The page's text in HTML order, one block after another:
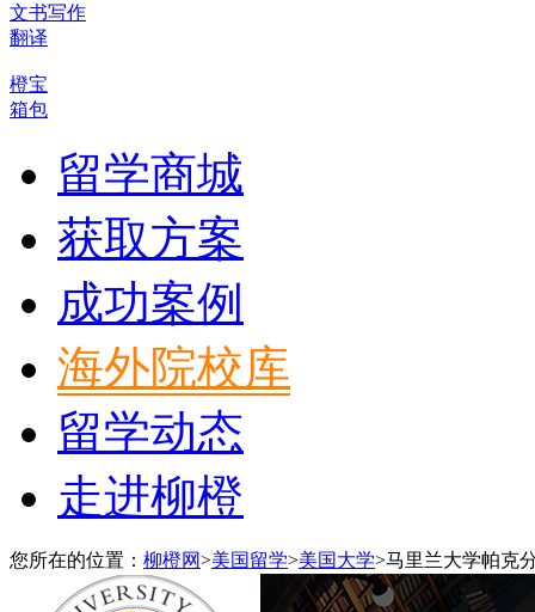
文书写作
翻译
橙宝
箱包
留学商城
获取方案
成功案例
海外院校库
留学动态
走进柳橙
您所在的位置： 柳橙网>美国留学>美国大学>马里兰大学帕克